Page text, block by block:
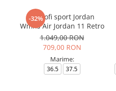
-32%
Pantofi sport Jordan
Wmns Air Jordan 11 Retro
1.049,00 RON
709,00 RON
Marime:
36.5 37.5